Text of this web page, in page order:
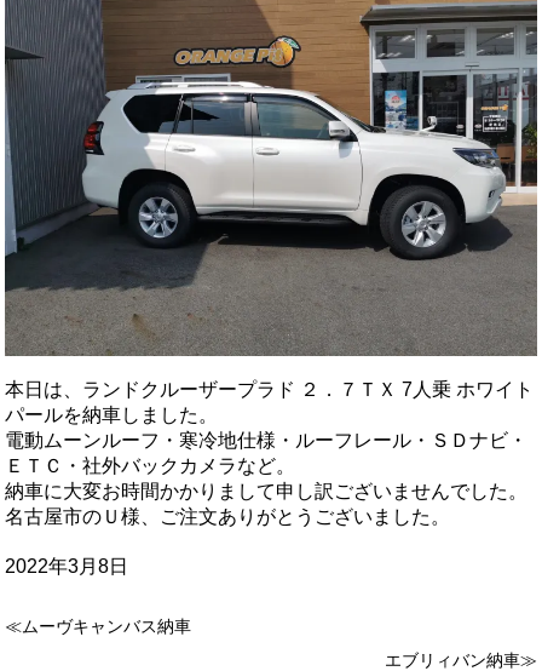
本日は、ランドクルーザープラド ２．７ＴＸ 7人乗 ホワイト
パールを納車しました。
電動ムーンルーフ・寒冷地仕様・ルーフレール・ＳＤナビ・
ＥＴＣ・社外バックカメラなど。
納車に大変お時間かかりまして申し訳ございませんでした。
名古屋市のＵ様、ご注文ありがとうございました。
2022年3月8日
≪ムーヴキャンバス納車
エブリィバン納車≫